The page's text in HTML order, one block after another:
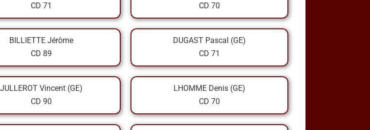
CD 71
CD 70
BILLIETTE Jérôme
CD 89
DUGAST Pascal (GE)
CD 71
JULLEROT Vincent (GE)
CD 90
LHOMME Denis (GE)
CD 70